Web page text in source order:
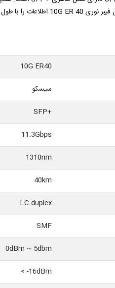
10G ER40
سیسکو
+SFP
11.3Gbps
1310nm
40km
LC duplex
SMF
0dBm ~ 5dbm
16dBm- >